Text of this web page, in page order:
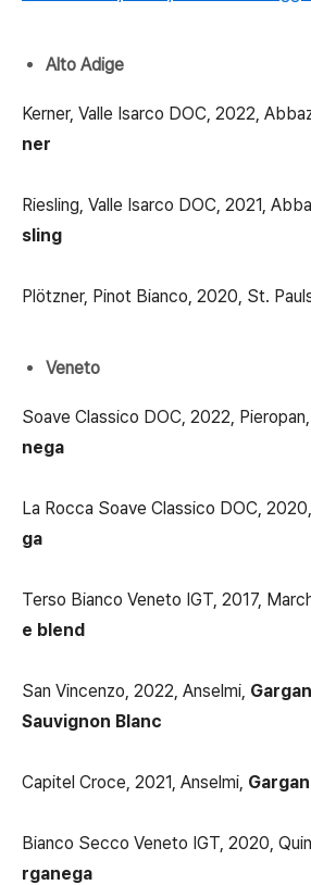
Alto Adige
Kerner, Valle Isarco DOC, 2022,
ner
Riesling, Valle Isarco DOC, 2021,
sling
Plötzner, Pinot Bianco, 2020, St.
Veneto
Soave Classico DOC, 2022, Pieropan,
nega
La Rocca Soave Classico DOC,
ga
Terso Bianco Veneto IGT, 2017,
e blend
San Vincenzo, 2022, Anselmi,
Sauvignon Blanc
Capitel Croce, 2021, Anselmi,
Bianco Secco Veneto IGT, 2020,
rganega